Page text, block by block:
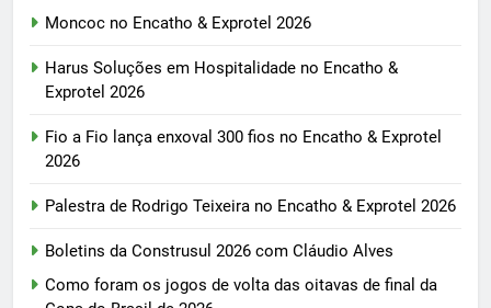
Moncoc no Encatho & Exprotel 2026
Harus Soluções em Hospitalidade no Encatho &
Exprotel 2026
Fio a Fio lança enxoval 300 fios no Encatho & Exprotel
2026
Palestra de Rodrigo Teixeira no Encatho & Exprotel 2026
Boletins da Construsul 2026 com Cláudio Alves
Como foram os jogos de volta das oitavas de final da